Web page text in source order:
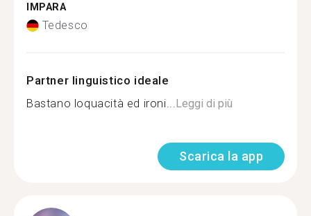
IMPARA
Tedesco
Partner linguistico ideale
Bastano loquacità ed ironi...Leggi di più
Scarica la app